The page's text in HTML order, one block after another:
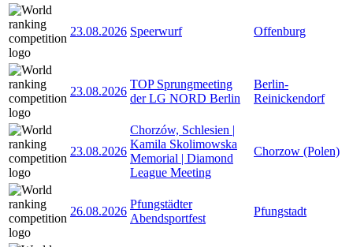
23.08.2026 Speerwurf Offenburg
23.08.2026
TOP Sprungmeeting
der LG NORD Berlin
Berlin-
Reinickendorf
23.08.2026
Chorzów, Schlesien |
Kamila Skolimowska
Memorial | Diamond
League Meeting
Chorzow (Polen)
26.08.2026
Pfungstädter
Abendsportfest
Pfungstadt